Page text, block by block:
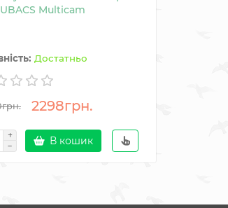
Multicam
Достатньо
2298грн.
В кошик